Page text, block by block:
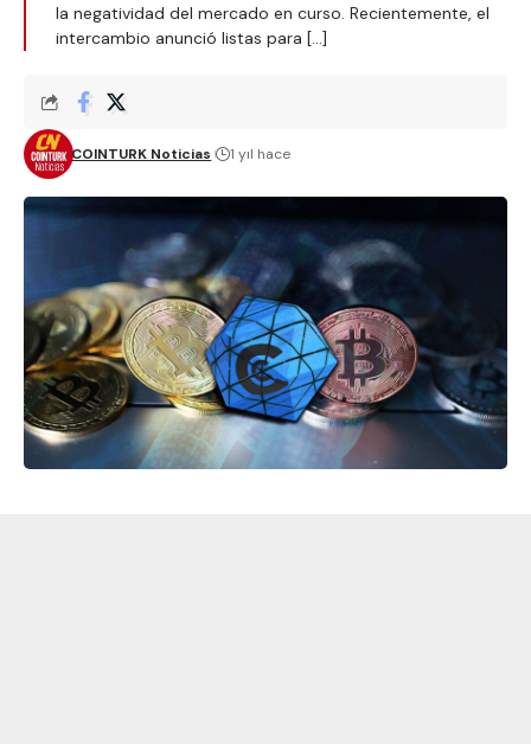
la negatividad del mercado en curso. Recientemente, el
intercambio anunció listas para […]
COINTURK Noticias 1 yıl hace